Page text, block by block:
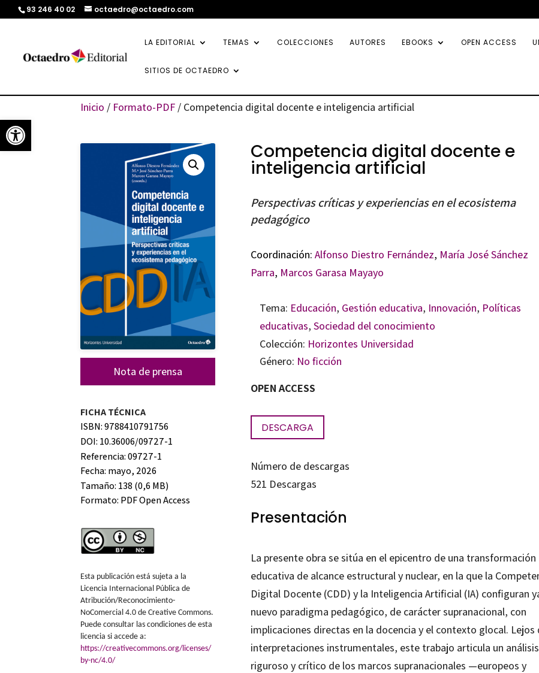
Abrir barra de herramientas
93 246 40 02 octaedro@octaedro.com
LA EDITORIAL TEMAS COLECCIONES AUTORES EBOOKS OPEN ACCESS
SITIOS DE OCTAEDRO
Inicio / Formato-PDF / Competencia digital docente e inteligencia artificial
Nota de prensa
FICHA TÉCNICA
ISBN: 9788410791756
DOI: 10.36006/09727-1
Referencia: 09727-1
Fecha: mayo, 2026
Tamaño: 138 (0,6 MB)
Formato: PDF Open Access
Esta publicación está sujeta a la
Licencia Internacional Pública de
Atribución/Reconocimiento-
NoComercial 4.0 de Creative Commons.
Puede consultar las condiciones de esta
licencia si accede a:
https://creativecommons.org/licenses/
by-nc/4.0/
Competencia digital docente e
inteligencia artificial
Perspectivas críticas y experiencias en el ecosistema
pedagógico
Coordinación: Alfonso Diestro Fernández, María José Sánchez
Parra, Marcos Garasa Mayayo
Tema: Educación, Gestión educativa, Innovación, Políticas
educativas, Sociedad del conocimiento
Colección: Horizontes Universidad
Género: No ficción
OPEN ACCESS
DESCARGA
Número de descargas
521 Descargas
Presentación
La presente obra se sitúa en el epicentro de una transformación
educativa de alcance estructural y nuclear, en la que la
Digital Docente (CDD) y la Inteligencia Artificial (IA) configuran
nuevo paradigma pedagógico, de carácter supranacional, con
implicaciones directas en la docencia y el contexto glocal. Lejos
interpretaciones instrumentales, este trabajo articula un análisis
riguroso y crítico de los marcos supranacionales —europeos y